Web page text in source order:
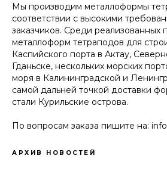
Мы производим металлоформы
соответствии с высокими
заказчиков. Среди реализованных
металлоформ тетраподов для
Каспийского порта в Актау,
Гданьске, нескольких морских
моря в Калининградской и
самой дальней точкой доставки
стали Курильские острова.
По вопросам заказа пишите на:
АРХИВ НОВОСТЕЙ